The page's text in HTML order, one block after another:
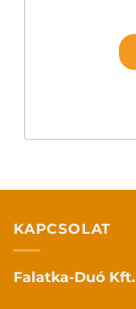
KAPCSOLAT
Falatka-Duó Kft.